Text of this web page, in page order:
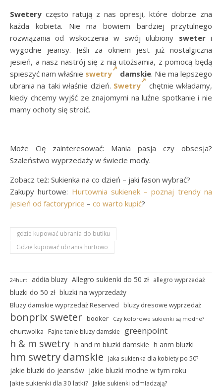
Swetery często ratują z nas opresji, które dobrze zna
każda kobieta. Nie ma bowiem bardziej przytulnego
rozwiązania od wskoczenia w swój ulubiony sweteri
wygodne jeansy. Jeśli za oknem jest już nostalgiczna
jesień, a nasz nastrój się z nią utożsamia, z pomocą będą
spieszyć nam właśnie swetry damskie. Nie ma lepszego
ubrania na taki właśnie dzień. Swetry
chętnie wkładamy,
kiedy chcemy wyjść ze znajomymi na luźne spotkanie i nie
mamy ochoty się stroić.
Może Cię zainteresować: Mania pasja czy obsesja?
Szaleństwo wyprzedaży w świecie mody.
Zobacz też: Sukienka na co dzień – jaki fason wybrać?
Zakupy hurtowe: Hurtownia sukienek – poznaj trendy na
jesień od factoryprice – co warto kupić?
gdzie kupować ubrania do butiku
Gdzie kupować ubrania hurtowo
24hurt addia bluzy Allegro sukienki do 50 zł allegro wyprzedaż
bluzki do 50 zł bluzki na wyprzedaży
Bluzy damskie wyprzedaż Reserved bluzy dresowe wyprzedaż
bonprix sweter booker Czy kolorowe sukienki są modne?
ehurtwolka Fajne tanie bluzy damskie greenpoint
h & m swetry h and m bluzki damskie h anm bluzki
hm swetry damskie Jaka sukienka dla kobiety po 50?
jakie bluzki do jeansów jakie bluzki modne w tym roku
Jakie sukienki dla 30 latki?
Jakie sukienki odmładzają?